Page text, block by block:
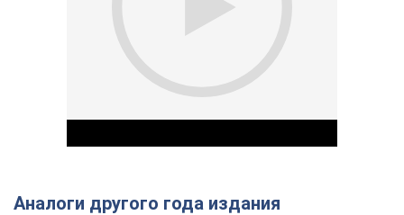
Аналоги другого года издания